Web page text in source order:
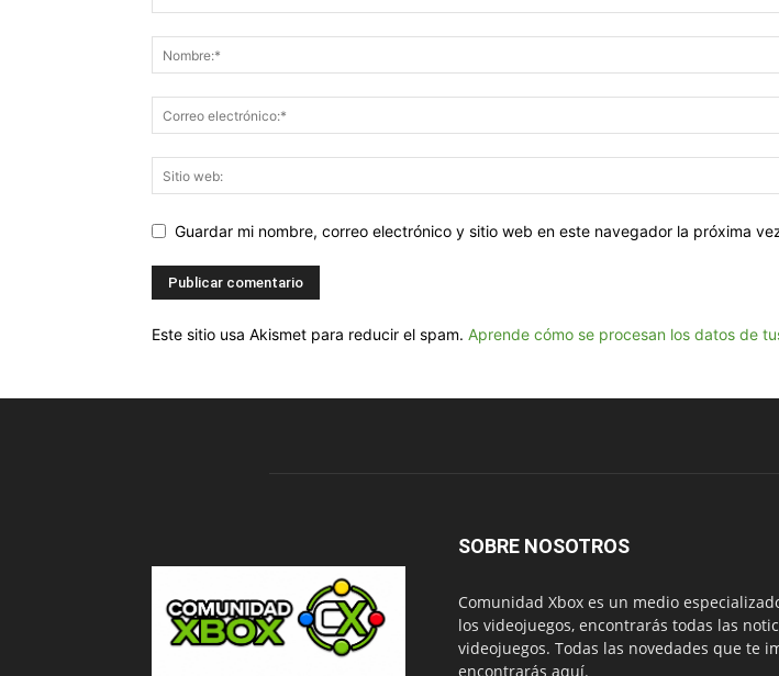
Guardar mi nombre, correo electrónico y sitio web en este navegador la próxima
Este sitio usa Akismet para reducir el spam. Aprende cómo se procesan los datos de
SOBRE NOSOTROS
Comunidad Xbox es un medio
los videojuegos, encontrarás todas las
videojuegos. Todas las novedades que te
encontrarás aquí.